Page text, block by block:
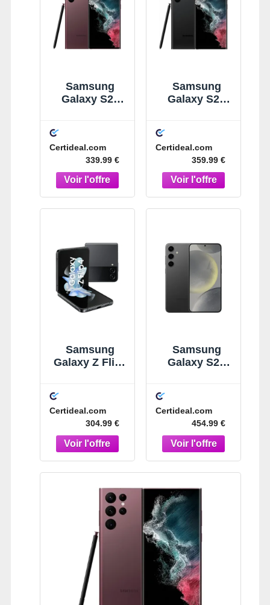
Samsung
Galaxy S22
Certideal.com
339.99 €
Samsung
Galaxy S22
Certideal.com
359.99 €
Samsung
Galaxy Z Flip4
Certideal.com
304.99 €
Samsung
Galaxy S24
Certideal.com
454.99 €